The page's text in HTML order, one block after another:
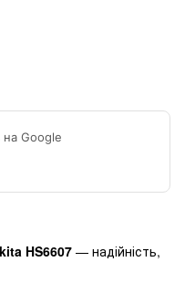
на Google
HS6607 — надійність,